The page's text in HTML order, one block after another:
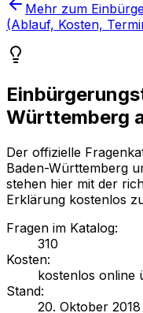
Mehr zum
(Ablauf, Kosten,
Württemberg
Der offizielle
Baden-Württemberg
stehen hier mit der
Erklärung kostenlos
Fragen im Katalog:
310
Kosten:
kostenlos online
Stand:
20. Oktober 2018